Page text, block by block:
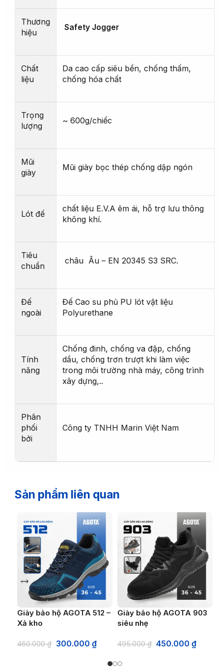
Thương
hiệu
Safety Jogger
Chất
liệu
Da cao cấp siêu bền, chống thấm,
chống hóa chất
Trọng
lượng
~ 600g/chiếc
Mũi
giày
Mũi giày bọc thép chống dập ngón
Lót đế
chất liệu E.V.A êm ái, hỗ trợ lưu thông
không khí.
Tiêu
chuẩn
châu Âu – EN 20345 S3 SRC.
Đế
ngoài
Đế Cao su phủ PU lót vật liệu
Polyurethane
Tính
năng
Chống đinh, chống va đập, chống
dầu, chống trơn trượt khi làm việc
trong môi trường nhà máy, công trình
xây dựng,..
Phân
phối
bởi
Công ty TNHH Marin Việt Nam
Sản phẩm liên quan
Giày bảo hộ AGOTA 512 –
Xả kho
460.000₫ 300.000 ₫
Giày bảo hộ AGOTA 903
siêu nhẹ
495.000₫ 450.000 ₫